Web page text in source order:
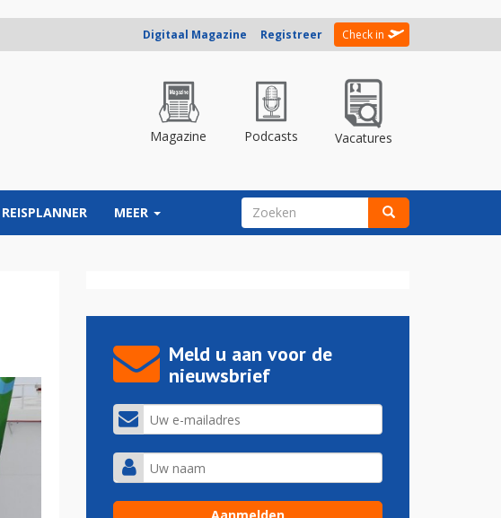
Digitaal Magazine Registreer Check in
Magazine Podcasts Vacatures
REISPLANNER MEER ZOEKVELD
Meld u aan voor de
nieuwsbrief